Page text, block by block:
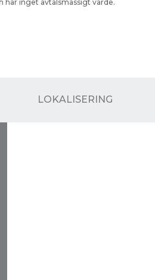
har inget avtalsmässigt värde.
LOKALISERING